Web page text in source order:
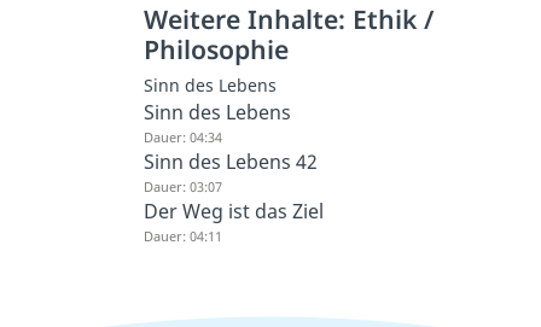
Weitere Inhalte: Ethik /
Philosophie
Sinn des Lebens
Sinn des Lebens
Dauer: 04:34
Sinn des Lebens 42
Dauer: 03:07
Der Weg ist das Ziel
Dauer: 04:11